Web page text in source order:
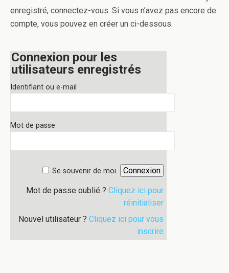
enregistré, connectez-vous. Si vous n’avez pas encore de
compte, vous pouvez en créer un ci-dessous.
Connexion pour les
utilisateurs enregistrés
Identifiant ou e-mail
Mot de passe
Se souvenir de moi
Mot de passe oublié ? Cliquez ici pour
réinitialiser
Nouvel utilisateur ? Cliquez ici pour vous
inscrire